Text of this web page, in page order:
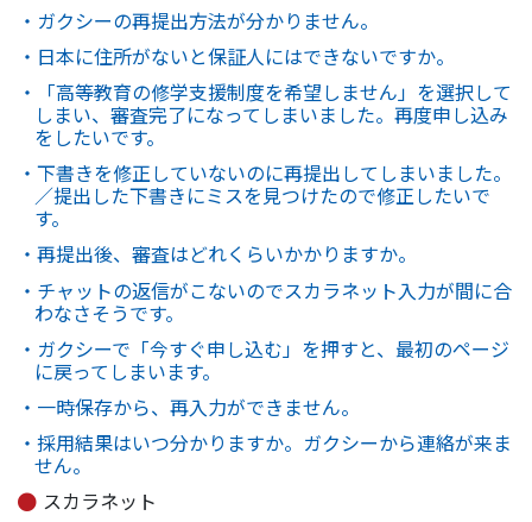
・ガクシーの再提出方法が分かりません。
・日本に住所がないと保証人にはできないですか。
・「高等教育の修学支援制度を希望しません」を選択して
しまい、審査完了になってしまいました。再度申し込み
をしたいです。
・下書きを修正していないのに再提出してしまいました。
／提出した下書きにミスを見つけたので修正したいで
す。
・再提出後、審査はどれくらいかかりますか。
・チャットの返信がこないのでスカラネット入力が間に合
わなさそうです。
・ガクシーで「今すぐ申し込む」を押すと、最初のページ
に戻ってしまいます。
・一時保存から、再入力ができません。
・採用結果はいつ分かりますか。ガクシーから連絡が来ま
せん。
スカラネット